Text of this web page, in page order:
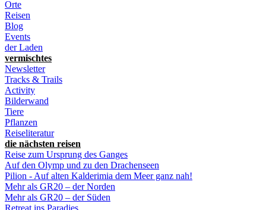
Orte
Reisen
Blog
Events
der Laden
vermischtes
Newsletter
Tracks & Trails
Activity
Bilderwand
Tiere
Pflanzen
Reiseliteratur
die nächsten reisen
Reise zum Ursprung des Ganges
Auf den Olymp und zu den Drachenseen
Pilion - Auf alten Kalderimia dem Meer ganz nah!
Mehr als GR20 – der Norden
Mehr als GR20 – der Süden
Retreat ins Paradies